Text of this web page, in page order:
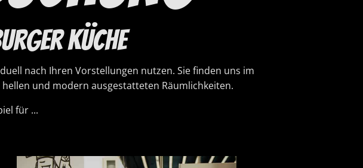
Küche
nach Ihren Vorstellungen nutzen. Sie finden uns im
hellen und modern ausgestatteten Räumlichkeiten.
für ...